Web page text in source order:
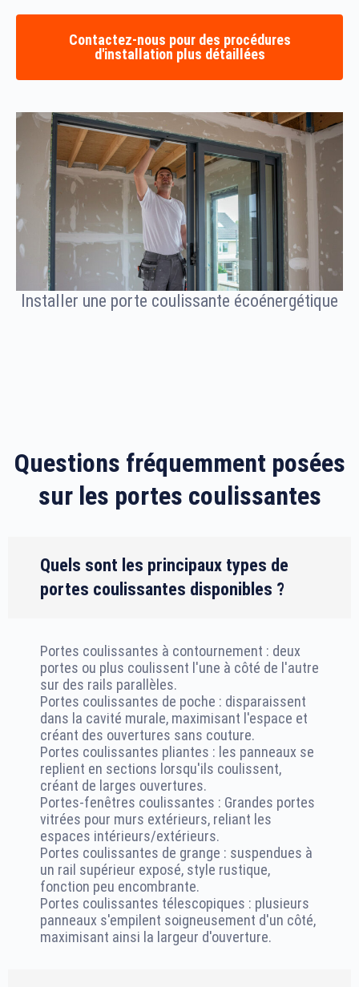
Contactez-nous pour des procédures
d'installation plus détaillées
Installer une porte coulissante écoénergétique
Questions fréquemment posées
sur les portes coulissantes
Quels sont les principaux types de
portes coulissantes disponibles ?
Portes coulissantes à contournement : deux
portes ou plus coulissent l'une à côté de l'autre
sur des rails parallèles.
Portes coulissantes de poche : disparaissent
dans la cavité murale, maximisant l'espace et
créant des ouvertures sans couture.
Portes coulissantes pliantes : les panneaux se
replient en sections lorsqu'ils coulissent,
créant de larges ouvertures.
Portes-fenêtres coulissantes : Grandes portes
vitrées pour murs extérieurs, reliant les
espaces intérieurs/extérieurs.
Portes coulissantes de grange : suspendues à
un rail supérieur exposé, style rustique,
fonction peu encombrante.
Portes coulissantes télescopiques : plusieurs
panneaux s'empilent soigneusement d'un côté,
maximisant ainsi la largeur d'ouverture.